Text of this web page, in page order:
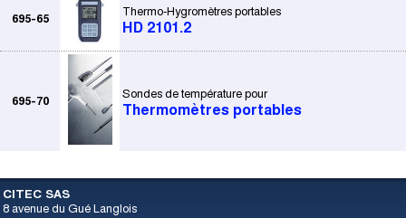
695-65
Thermo-Hygromètres portables
HD 2101.2
695-70
Sondes de température pour
Thermomètres portables
CITEC SAS
8 avenue du Gué Langlois